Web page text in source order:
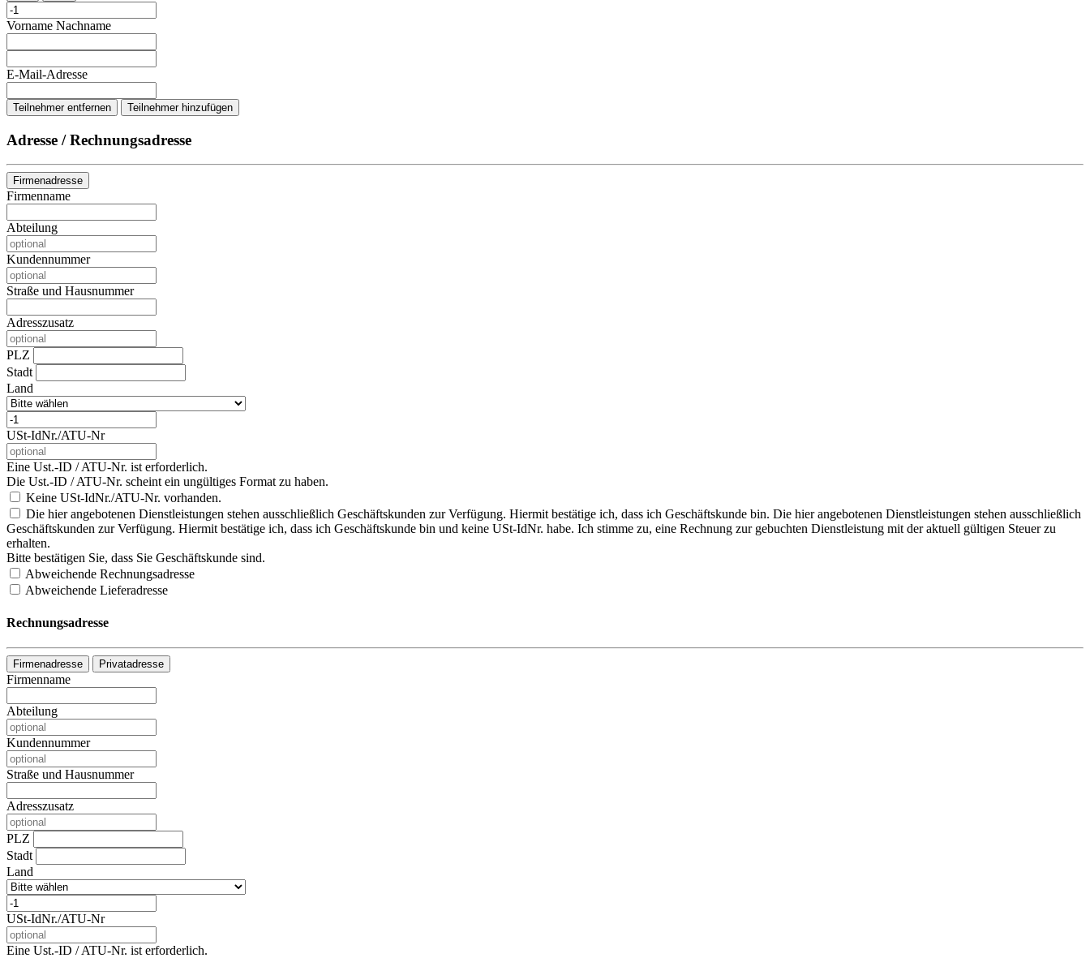
Vorname Nachname
E-Mail-Adresse
Teilnehmer entfernen Teilnehmer hinzufügen
Adresse / Rechnungsadresse
Firmenadresse
Firmenname
Abteilung
Kundennummer
Straße und Hausnummer
Adresszusatz
PLZ
Stadt
Land
USt-IdNr./ATU-Nr
Eine Ust.-ID / ATU-Nr. ist erforderlich.
Die Ust.-ID / ATU-Nr. scheint ein ungültiges Format zu haben.
Keine USt-IdNr./ATU-Nr. vorhanden.
Die hier angebotenen Dienstleistungen stehen ausschließlich Geschäftskunden zur Verfügung. Hiermit bestätige ich, dass ich Geschäftskunde bin. Die hier angebotenen Dienstleistungen stehen ausschließlich
Geschäftskunden zur Verfügung. Hiermit bestätige ich, dass ich Geschäftskunde bin und keine USt-IdNr. habe. Ich stimme zu, eine Rechnung zur gebuchten Dienstleistung mit der aktuell gültigen Steuer zu
erhalten.
Bitte bestätigen Sie, dass Sie Geschäftskunde sind.
Abweichende Rechnungsadresse
Abweichende Lieferadresse
Rechnungsadresse
Firmenadresse Privatadresse
Firmenname
Abteilung
Kundennummer
Straße und Hausnummer
Adresszusatz
PLZ
Stadt
Land
USt-IdNr./ATU-Nr
Eine Ust.-ID / ATU-Nr. ist erforderlich.